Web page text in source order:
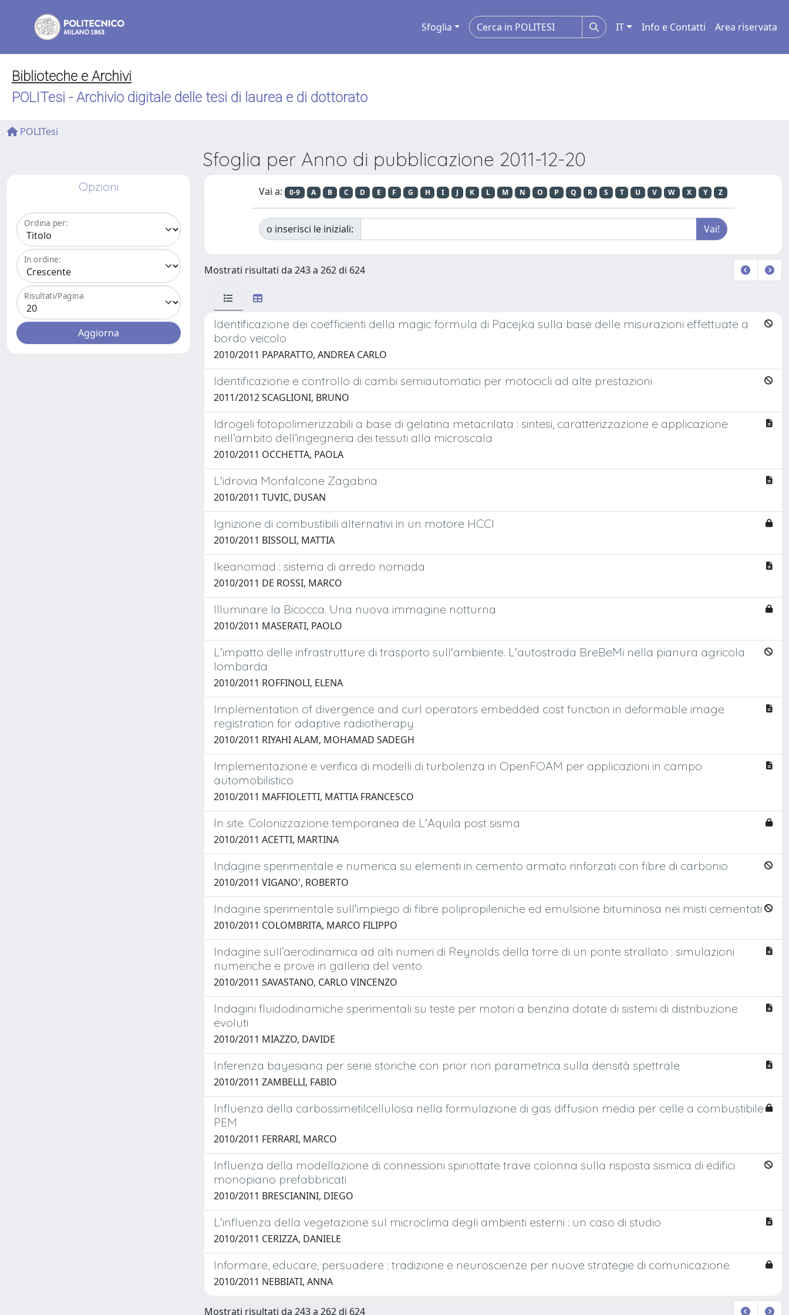
Sfoglia IT Info e Contatti Area riservata
Biblioteche e Archivi
POLITesi - Archivio digitale delle tesi di laurea e di dottorato
POLITesi
Sfoglia per Anno di pubblicazione 2011-12-20
Opzioni
Ordina per:
In ordine:
Risultati/Pagina
Vai a: 0-9 A B C D E F G H I J K L M N O P Q R S T U V W X Y Z
o inserisci le iniziali:
Mostrati risultati da 243 a 262 di 624
Identificazione dei coefficienti della magic formula di Pacejka sulla base delle misurazioni effettuate a
bordo veicolo
2010/2011 PAPARATTO, ANDREA CARLO
Identificazione e controllo di cambi semiautomatici per motocicli ad alte prestazioni
2011/2012 SCAGLIONI, BRUNO
Idrogeli fotopolimerizzabili a base di gelatina metacrilata : sintesi, caratterizzazione e applicazione
nell’ambito dell’ingegneria dei tessuti alla microscala
2010/2011 OCCHETTA, PAOLA
L'idrovia Monfalcone Zagabria
2010/2011 TUVIC, DUSAN
Ignizione di combustibili alternativi in un motore HCCI
2010/2011 BISSOLI, MATTIA
Ikeanomad : sistema di arredo nomada
2010/2011 DE ROSSI, MARCO
Illuminare la Bicocca. Una nuova immagine notturna
2010/2011 MASERATI, PAOLO
L'impatto delle infrastrutture di trasporto sull'ambiente. L'autostrada BreBeMi nella pianura agricola
lombarda
2010/2011 ROFFINOLI, ELENA
Implementation of divergence and curl operators embedded cost function in deformable image
registration for adaptive radiotherapy
2010/2011 RIYAHI ALAM, MOHAMAD SADEGH
Implementazione e verifica di modelli di turbolenza in OpenFOAM per applicazioni in campo
automobilistico
2010/2011 MAFFIOLETTI, MATTIA FRANCESCO
In site. Colonizzazione temporanea de L'Aquila post sisma
2010/2011 ACETTI, MARTINA
Indagine sperimentale e numerica su elementi in cemento armato rinforzati con fibre di carbonio
2010/2011 VIGANO', ROBERTO
Indagine sperimentale sull'impiego di fibre polipropileniche ed emulsione bituminosa nei misti cementati
2010/2011 COLOMBRITA, MARCO FILIPPO
Indagine sull’aerodinamica ad alti numeri di Reynolds della torre di un ponte strallato : simulazioni
numeriche e prove in galleria del vento
2010/2011 SAVASTANO, CARLO VINCENZO
Indagini fluidodinamiche sperimentali su teste per motori a benzina dotate di sistemi di distribuzione
evoluti
2010/2011 MIAZZO, DAVIDE
Inferenza bayesiana per serie storiche con prior non parametrica sulla densità spettrale
2010/2011 ZAMBELLI, FABIO
Influenza della carbossimetilcellulosa nella formulazione di gas diffusion media per celle a combustibile
PEM
2010/2011 FERRARI, MARCO
Influenza della modellazione di connessioni spinottate trave colonna sulla risposta sismica di edifici
monopiano prefabbricati
2010/2011 BRESCIANINI, DIEGO
L'influenza della vegetazione sul microclima degli ambienti esterni : un caso di studio
2010/2011 CERIZZA, DANIELE
Informare, educare, persuadere : tradizione e neuroscienze per nuove strategie di comunicazione
2010/2011 NEBBIATI, ANNA
Mostrati risultati da 243 a 262 di 624